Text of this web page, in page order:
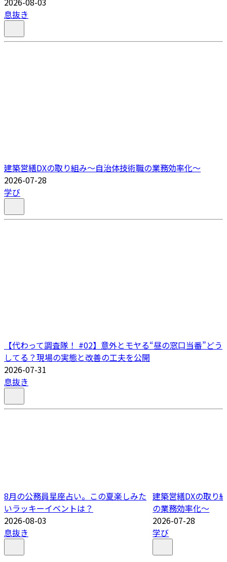
息抜き
建築営繕DXの取り組み～自治体技術職の業務効率化～
2026-07-28
学び
【代わって調査隊！ #02】意外とモヤる“昼の窓口当番”どう
してる？現場の実態と改善の工夫を公開
2026-07-31
息抜き
8月の公務員星座占い。この夏楽しみた
いラッキーイベントは？
2026-08-03
息抜き
建築営繕DXの取り
の業務効率化～
2026-07-28
学び